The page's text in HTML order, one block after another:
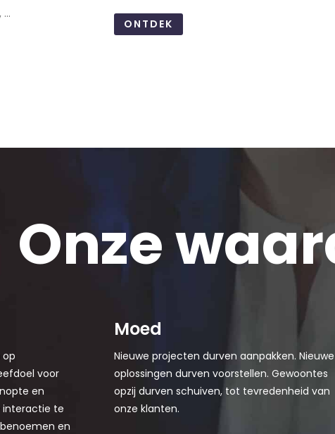
…
ONTDEK
Onze
op
voor
en
te
en
Moed
Nieuwe projecten durven aanpakken. Nieuwe
oplossingen durven voorstellen. Gewoontes
opzij durven schuiven, tot tevredenheid van
onze klanten.